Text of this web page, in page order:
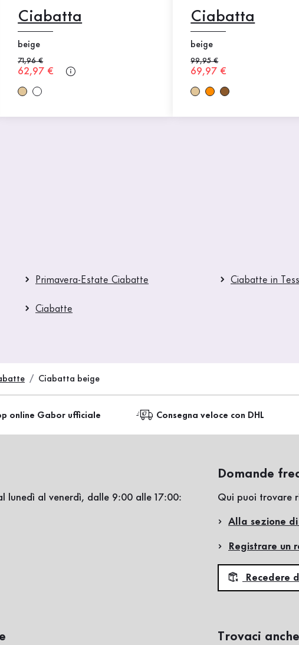
Ciabatta
beige
Prezzo precedente
71,96 €
Nuovo prezzo
62,97 €
Ciabatta
beige
Prezzo precedente
99,95 €
Nuovo prezzo
69,97 €
Primavera-Estate Ciabatte Ciabatte in
Ciabatte
Ciabatta beige
online Gabor ufficiale Consegna veloce con DHL
lunedì al venerdì, dalle 9:00 alle 17:00:
Domande
Qui puoi trovare
Alla sezione
Registrare un
Recedere
Trovaci